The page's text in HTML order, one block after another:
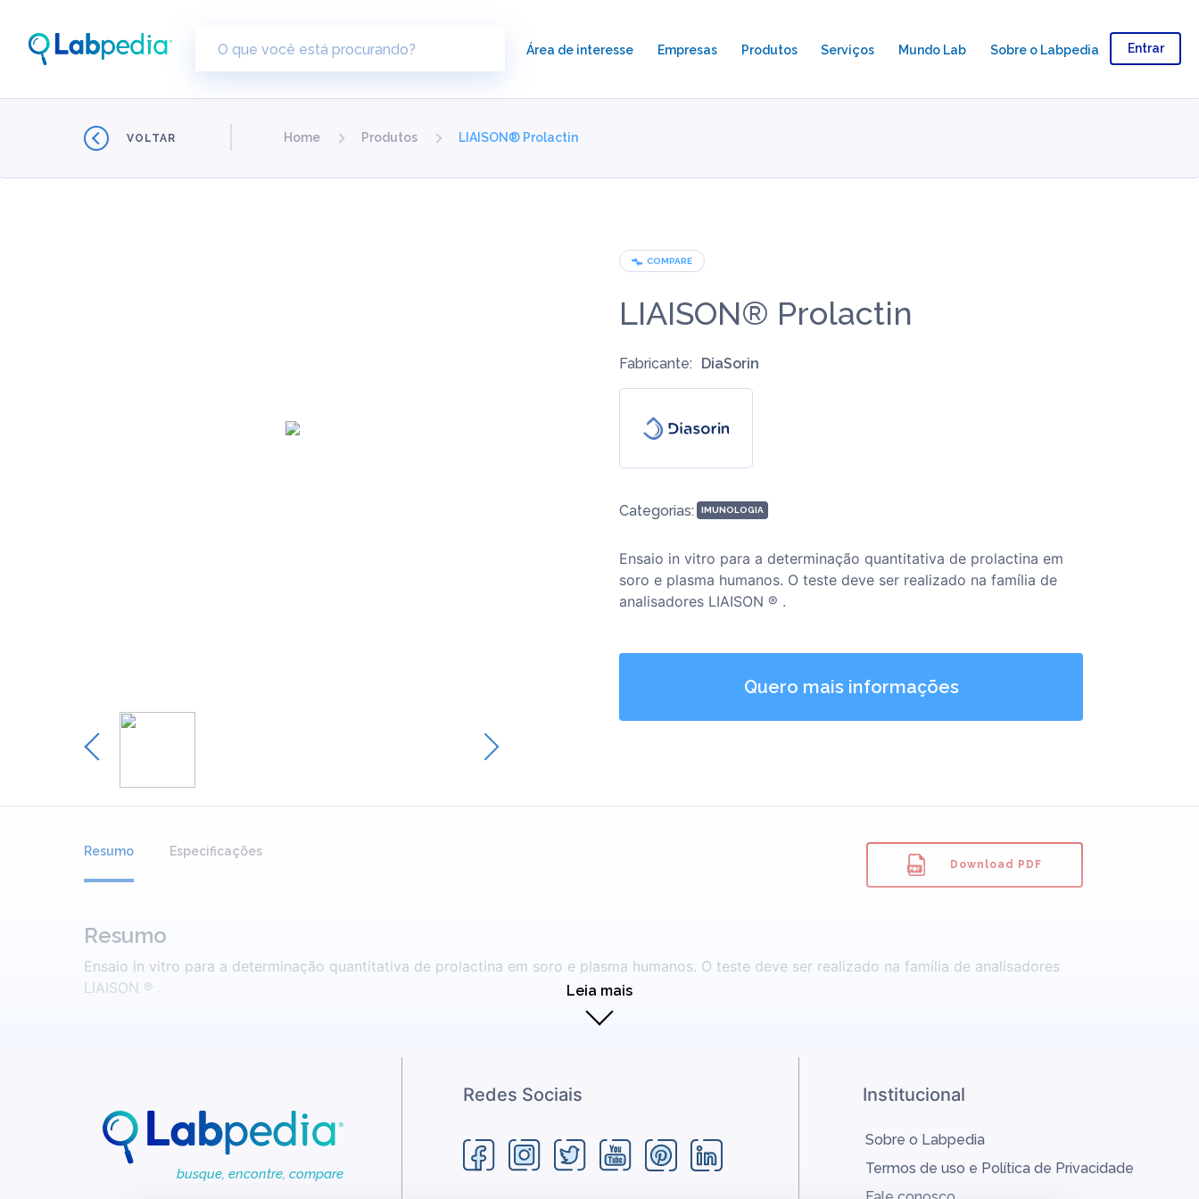
Área de interesse Empresas Produtos Serviços Mundo Lab Sobre o Labpedia Entrar
VOLTAR Home Produtos LIAISON® Prolactin
COMPARE
LIAISON® Prolactin
Fabricante: DiaSorin
Categorias: IMUNOLOGIA
Ensaio in vitro para a determinação quantitativa de prolactina em
soro e plasma humanos. O teste deve ser realizado na família de
analisadores LIAISON ® .
Quero mais informações
Resumo Especificações
Download PDF
Resumo
Ensaio in vitro para a determinação quantitativa de prolactina em soro e plasma humanos. O teste deve ser realizado na família de analisadores
LIAISON ® .
Leia mais
busque, encontre, compare
Redes Sociais Institucional
Sobre o Labpedia
Termos de uso e Política de Privacidade